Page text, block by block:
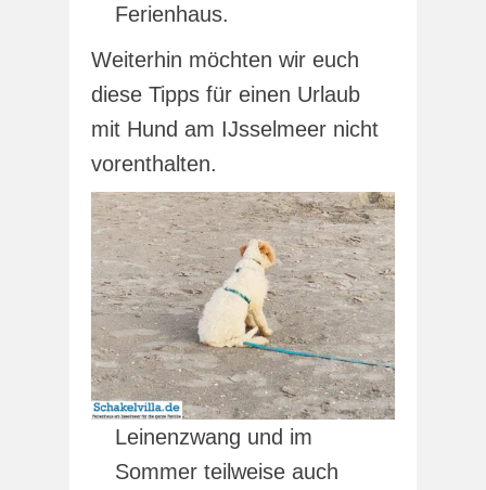
Ferienhaus.
Weiterhin möchten wir euch
diese Tipps für einen Urlaub
mit Hund am IJsselmeer nicht
vorenthalten.
Leinenzwang und im
Sommer teilweise auch